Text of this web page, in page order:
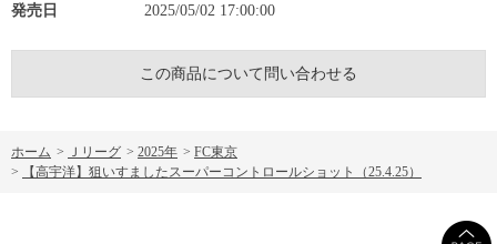
発売日 2025/05/02 17:00:00
この商品について問い合わせる
ホーム > Ｊリーグ > 2025年 > FC東京
>
【高宇洋】狙いすましたスーパーコントロールショット（25.4.25）